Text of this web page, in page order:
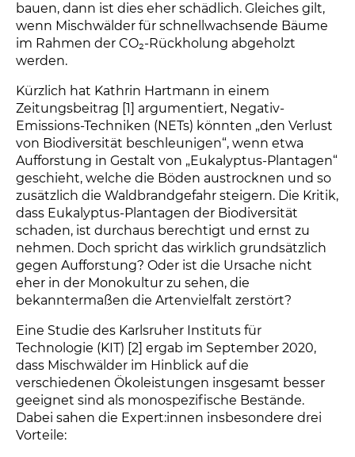
bauen, dann ist dies eher schädlich. Gleiches gilt,
wenn Mischwälder für schnellwachsende Bäume
im Rahmen der CO₂-Rückholung abgeholzt
werden.
Kürzlich hat Kathrin Hartmann in einem
Zeitungsbeitrag [1] argumentiert, Negativ-
Emissions-Techniken (NETs) könnten „den Verlust
von Biodiversität beschleunigen“, wenn etwa
Aufforstung in Gestalt von „Eukalyptus-Plantagen“
geschieht, welche die Böden austrocknen und so
zusätzlich die Waldbrandgefahr steigern. Die Kritik,
dass Eukalyptus-Plantagen der Biodiversität
schaden, ist durchaus berechtigt und ernst zu
nehmen. Doch spricht das wirklich grundsätzlich
gegen Aufforstung? Oder ist die Ursache nicht
eher in der Monokultur zu sehen, die
bekanntermaßen die Artenvielfalt zerstört?
Eine Studie des Karlsruher Instituts für
Technologie (KIT) [2] ergab im September 2020,
dass Mischwälder im Hinblick auf die
verschiedenen Ökoleistungen insgesamt besser
geeignet sind als monospezifische Bestände.
Dabei sahen die Expert:innen insbesondere drei
Vorteile: